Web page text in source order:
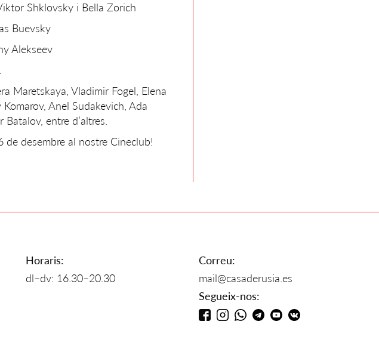
Shklovsky i Bella Zorich
Buevsky
Alekseev
Maretskaya, Vladimir Fogel, Elena
Komarov, Anel Sudakevich, Ada
entre d’altres.
de desembre al nostre Cineclub!
Horaris:
dl–dv: 16.30–20.30
Correu:
mail@casaderusia.es
Segueix-nos: